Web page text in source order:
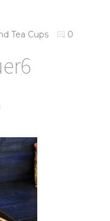
Tea Cups 0